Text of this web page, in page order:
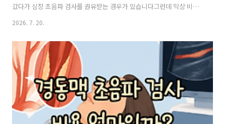
갔다가 심장 초음파 검사를 권유받는 경우가 있습니다그런데 막상 비용
을 찾아보면 금액이 제각각입니다“누구는 몇만 원 냈다는데 왜 나는 더
이미 했는데 왜 초음파를 또 해야 하는지 궁금하기도 합니다같은 심장을
검사하지만 심전도와 심장 초음파에서 확인하는 것은 다릅니다검사 비
용 역시 어떤 목적으로 검사를 받는지에 따라 차이가 생길 수 있습니다
심전도를 했는데 왜 초음파까지 찍을까?심전도와 심장 초음파는 이름은
비슷하게 느껴져도 확인하는 부분이 다릅니다심전도 → 심장의 전기적
활동과 리듬 확인심장 초음파 → 심..
2026. 7. 20.